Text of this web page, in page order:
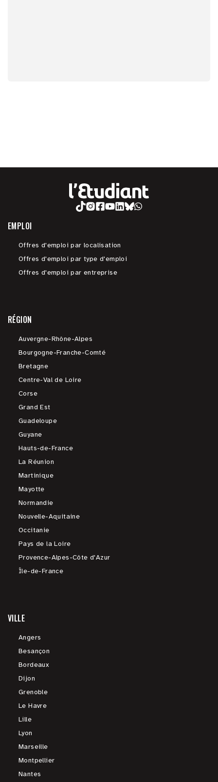
EMPLOI
Offres d'emploi par localisation
Offres d'emploi par type d'emploi
Offres d'emploi par entreprise
RÉGION
Auvergne-Rhône-Alpes
Bourgogne-Franche-Comté
Bretagne
Centre-Val de Loire
Corse
Grand Est
Guadeloupe
Guyane
Hauts-de-France
La Réunion
Martinique
Mayotte
Normandie
Nouvelle-Aquitaine
Occitanie
Pays de la Loire
Provence-Alpes-Côte d'Azur
Île-de-France
VILLE
Angers
Besançon
Bordeaux
Dijon
Grenoble
Le Havre
Lille
Lyon
Marseille
Montpellier
Nantes